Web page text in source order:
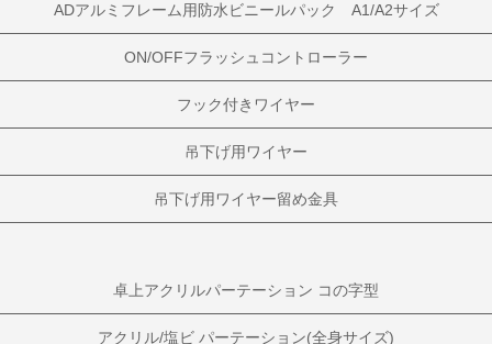
ADアルミフレーム用防水ビニールパック A1/A2サイズ
ON/OFFフラッシュコントローラー
フック付きワイヤー
吊下げ用ワイヤー
吊下げ用ワイヤー留め金具
卓上アクリルパーテーション コの字型
アクリル/塩ビ パーテーション(全身サイズ)